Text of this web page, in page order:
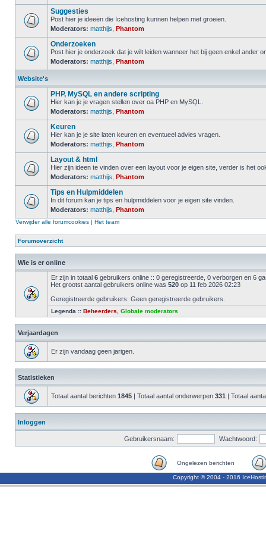
Suggesties
Post hier je ideeën die Icehosting kunnen helpen met groeien.
Moderators: matthijs Phantom
Onderzoeken
Post hier je onderzoek dat je wilt leiden wanneer het bij geen enkel ander
Moderators: matthijs Phantom
Website's
PHP, MySQL en andere scripting
Hier kan je je vragen stellen over oa PHP en MySQL.
Moderators: matthijs Phantom
Keuren
Hier kan je je site laten keuren en eventueel advies vragen.
Moderators: matthijs Phantom
Layout & html
Hier zijn ideen te vinden over een layout voor je eigen site, verder is het
Moderators: matthijs Phantom
Tips en Hulpmiddelen
In dit forum kan je tips en hulpmiddelen voor je eigen site vinden.
Moderators: matthijs Phantom
Verwijder alle forumcookies | Het team
Forumoverzicht
Wie is er online
Er zijn in totaal 6 gebruikers online :: 0 geregistreerde, 0 verborgen en 6
Het grootst aantal gebruikers online was 520 op 11 feb 2026 02:23
Geregistreerde gebruikers: Geen geregistreerde gebruikers.
Legenda :: Beheerders Globale moderators
Verjaardagen
Er zijn vandaag geen jarigen.
Statistieken
Totaal aantal berichten 1845 | Totaal aantal onderwerpen 331 | Totaal
Inloggen
Gebruikersnaam: Wachtwoord:
Ongelezen berichten
Copyright © 2004 - 2016